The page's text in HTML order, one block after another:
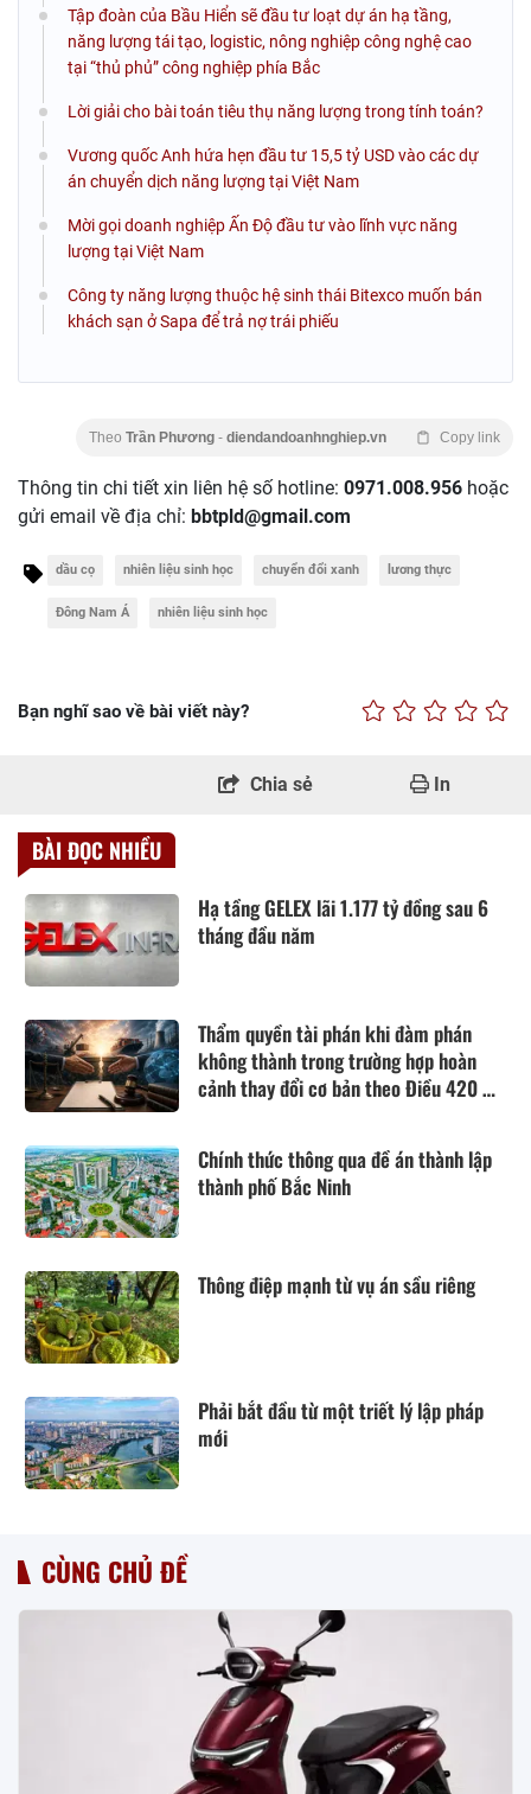
Tập đoàn của Bầu Hiển sẽ đầu tư loạt dự án hạ tầng,
năng lượng tái tạo, logistic, nông nghiệp công nghệ cao
tại “thủ phủ” công nghiệp phía Bắc
Lời giải cho bài toán tiêu thụ năng lượng trong tính toán?
Vương quốc Anh hứa hẹn đầu tư 15,5 tỷ USD vào các dự
án chuyển dịch năng lượng tại Việt Nam
Mời gọi doanh nghiệp Ấn Độ đầu tư vào lĩnh vực năng
lượng tại Việt Nam
Công ty năng lượng thuộc hệ sinh thái Bitexco muốn bán
khách sạn ở Sapa để trả nợ trái phiếu
Theo Trần Phương - diendandoanhnghiep.vn Copy link
Thông tin chi tiết xin liên hệ số hotline: 0971.008.956 hoặc
gửi email về địa chỉ: bbtpld@gmail.com
dầu cọ nhiên liệu sinh học chuyển đổi xanh lương thực
Đông Nam Á nhiên liệu sinh học
Bạn nghĩ sao về bài viết này?
Chia sẻ In
BÀI ĐỌC NHIỀU
Hạ tầng GELEX lãi 1.177 tỷ đồng sau 6
tháng đầu năm
Thẩm quyền tài phán khi đàm phán
không thành trong trường hợp hoàn
cảnh thay đổi cơ bản theo Điều 420 Bộ
Chính thức thông qua đề án thành lập
thành phố Bắc Ninh
Thông điệp mạnh từ vụ án sầu riêng
Phải bắt đầu từ một triết lý lập pháp
mới
CÙNG CHỦ ĐỀ